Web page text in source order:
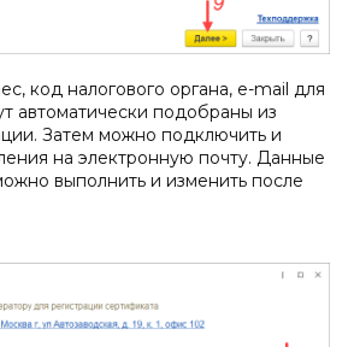
код налогового органа, e-mail для
автоматически подобраны из
Затем можно подключить и
на электронную почту. Данные
выполнить и изменить после